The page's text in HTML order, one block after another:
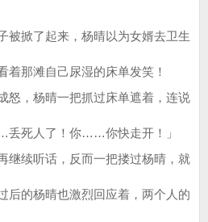
掀了起来，杨晴以为女婿去卫生
着那滩自己尿湿的床单发笑！
，杨晴一把抓过床单遮着，连说
死人了！你……你快走开！」
续听话，反而一把搂过杨晴，就
后的杨晴也激烈回应着，两个人的